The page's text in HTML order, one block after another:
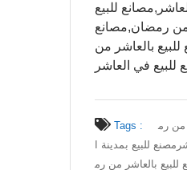
للبيع
من رمضان,مصانع
بالعاشر من
في العاشر
Tags :
من رم
مصنع للبيع بمدينة ا
بالعاشر من رم